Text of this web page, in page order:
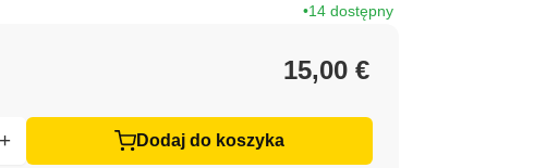
14 dostępny
15,00 €
+ Dodaj do koszyka